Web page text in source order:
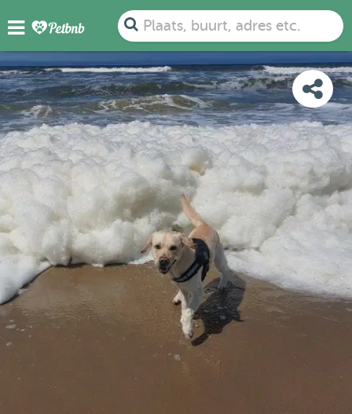
Plaats, buurt, adres etc.
FOTO'S BEOORDELINGEN KAART